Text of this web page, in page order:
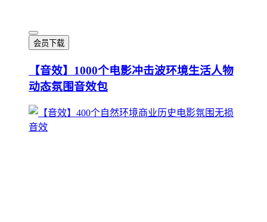
会员下载
【音效】1000个电影冲击波环境生活人物
动态氛围音效包